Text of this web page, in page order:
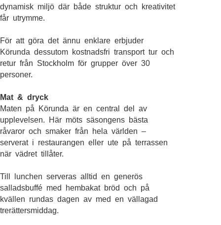
dynamisk miljö där både struktur och kreativitet
får utrymme.
För att göra det ännu enklare erbjuder
Körunda dessutom kostnadsfri transport tur och
retur från Stockholm för grupper över 30
personer.
Mat & dryck
Maten på Körunda är en central del av
upplevelsen. Här möts säsongens bästa
råvaror och smaker från hela världen –
serverat i restaurangen eller ute på terrassen
när vädret tillåter.
Till lunchen serveras alltid en generös
salladsbuffé med hembakat bröd och på
kvällen rundas dagen av med en vällagad
trerättersmiddag.